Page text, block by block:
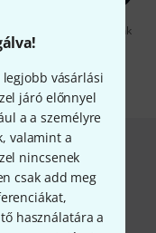
vásárlási
járó előnnyel
a a személyre
valamint a
nincsenek
csak add meg
használatára a
hogy e-mailben küldjünk
A hírlevélről további